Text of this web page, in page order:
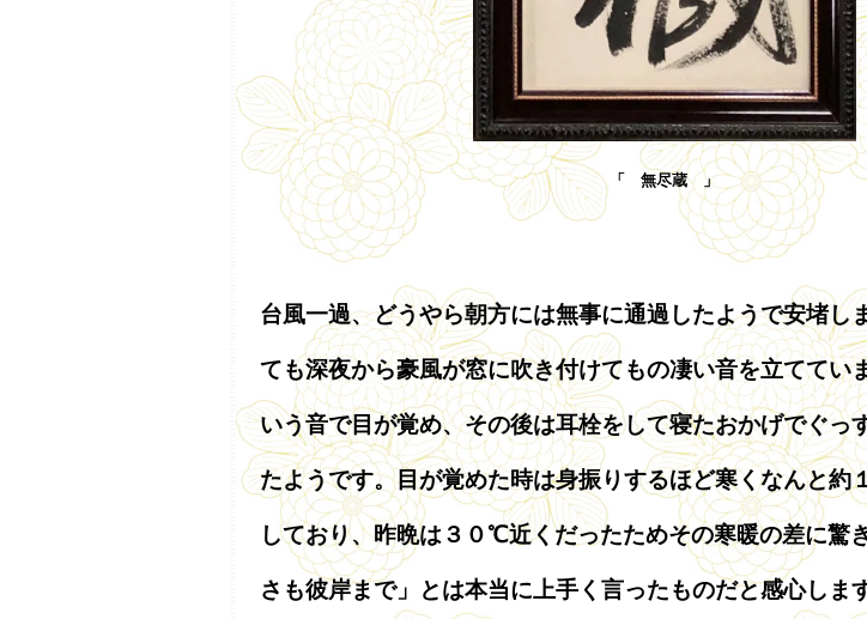
「 無尽蔵 」
台風一過、どうやら朝方には無事に通過したようで安堵し
ても深夜から豪風が窓に吹き付けてもの凄い音を立ててい
いう音で目が覚め、その後は耳栓をして寝たおかげでぐっ
たようです。目が覚めた時は身振りするほど寒くなんと約
しており、昨晩は３０℃近くだったためその寒暖の差に驚
さも彼岸まで」とは本当に上手く言ったものだと感心します